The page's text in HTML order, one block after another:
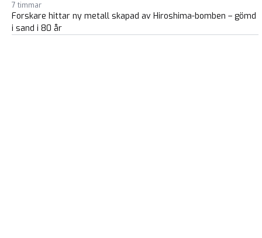
7 timmar
Forskare hittar ny metall skapad av Hiroshima-bomben – gömd
i sand i 80 år